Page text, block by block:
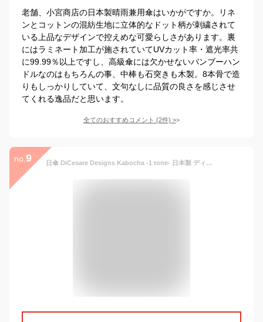
老舗、小宮商店の日本製晴雨兼用傘はいかがですか。リネ
ンとコットンの混紡生地に立体的なドット柄が刺繍されて
いる上品なデザインで控えめな可愛らしさがあります。裏
にはラミネート加工が施されていてUVカット率・遮光率共
に99.99％以上ですし、高級傘には欠かせないバンブーハン
ドルなのはもちろんの事、中棒も石突きも木製。8本骨で造
りもしっかりしていて、文句なしに品質の良さを感じさせ
てくれる逸品だと思います。
全てのおすすめコメント (2件) >
no. 9 日傘 DiCesare Designs Kabocha -1 tone- 日本製 ディチェザレ デザイン カボチャ 女性用 遮光 UVカット 紫外線カット おしゃれ お洒落 モダン かわいい セレブ 高級 上品 婦人用 レディース 大人可愛い プレゼント ギフト